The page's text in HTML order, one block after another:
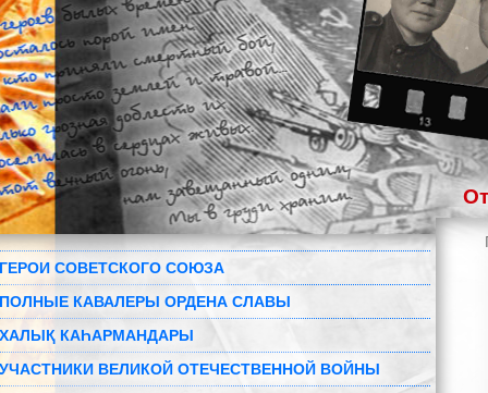
ГЕРОИ СОВЕТСКОГО СОЮЗА
ПОЛНЫЕ КАВАЛЕРЫ ОРДЕНА СЛАВЫ
ХАЛЫҚ КАҺАРМАНДАРЫ
УЧАСТНИКИ ВЕЛИКОЙ ОТЕЧЕСТВЕННОЙ ВОЙНЫ